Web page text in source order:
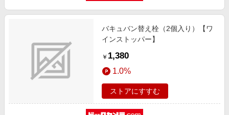
バキュバン替え栓（2個入り）【ワ
インストッパー】
￥ 1,380
1.0%
ストアにすすむ